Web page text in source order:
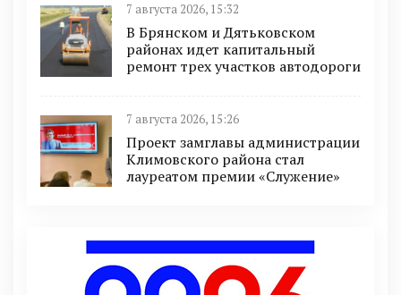
7 августа 2026, 15:32
В Брянском и Дятьковском
районах идет капитальный
ремонт трех участков автодороги
7 августа 2026, 15:26
Проект замглавы администрации
Климовского района стал
лауреатом премии «Служение»